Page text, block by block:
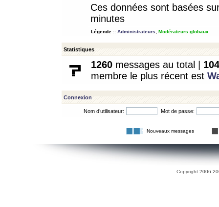
Ces données sont basées
minutes
Légende :: Administrateurs Modérateurs globaux
Statistiques
1260 messages au total | 104
membre le plus récent est
Connexion
Nom d’utilisateur: Mot de passe:
Nouveaux messages
Copyright 2006-